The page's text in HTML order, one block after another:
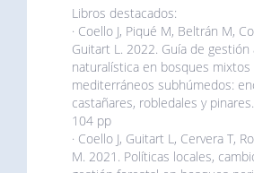
Libros destacados:
· Coello J, Piqué M, Beltrán M,
Guitart L. 2022. Guía de gestión
naturalística en bosques mixtos
mediterráneos subhúmedos:
castañares, robledales y pinares.
104 pp
· Coello J, Guitart L, Cervera T,
M. 2021. Políticas locales,